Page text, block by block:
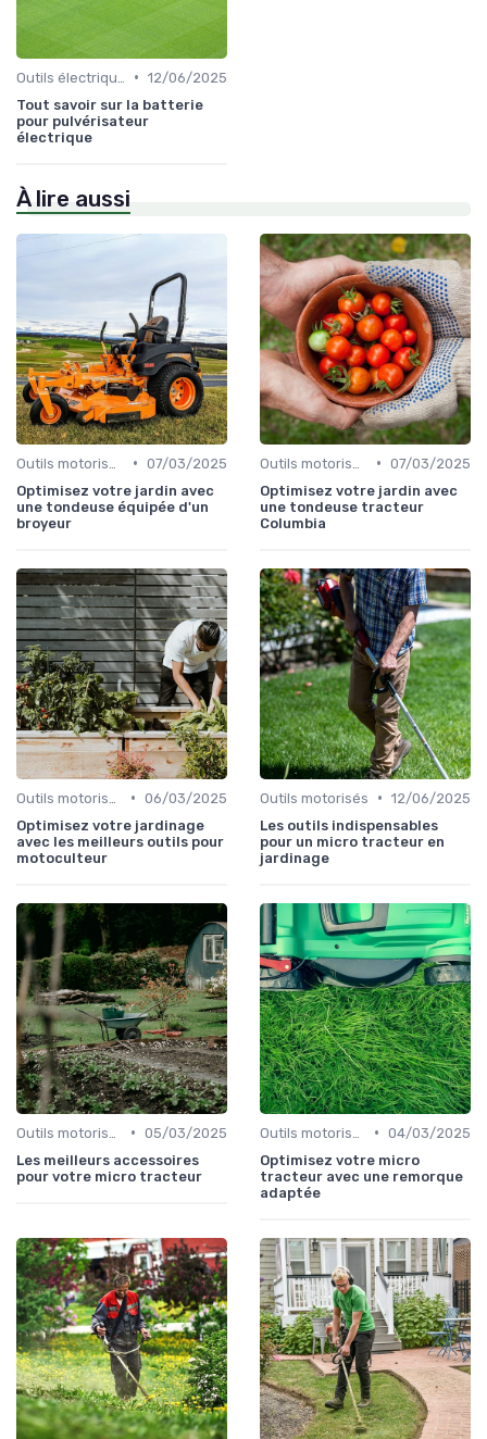
• 12/06/2025
Tout savoir sur la batterie
pour pulvérisateur
électrique
À lire aussi
• 07/03/2025
Optimisez votre jardin avec
une tondeuse équipée d'un
broyeur
• 07/03/2025
Optimisez votre jardin avec
une tondeuse tracteur
Columbia
• 06/03/2025
Optimisez votre jardinage
avec les meilleurs outils pour
motoculteur
Outils motorisés • 12/06/2025
Les outils indispensables
pour un micro tracteur en
jardinage
• 05/03/2025
Les meilleurs accessoires
pour votre micro tracteur
• 04/03/2025
Optimisez votre micro
tracteur avec une remorque
adaptée